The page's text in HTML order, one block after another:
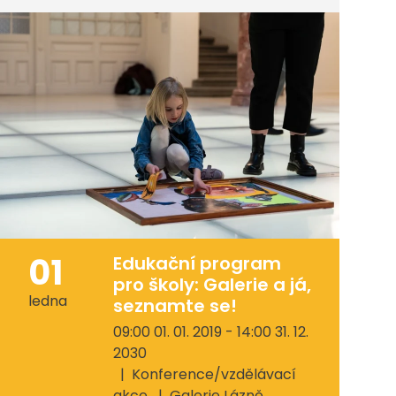
01
ledna
Edukační program
pro školy: Galerie a já,
seznamte se!
09:00 01. 01. 2019 - 14:00 31. 12.
2030
Konference/vzdělávací